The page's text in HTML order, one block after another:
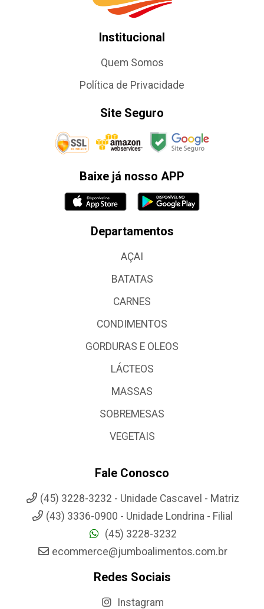
Institucional
Quem Somos
Política de Privacidade
Site Seguro
Baixe já nosso APP
Departamentos
AÇAI
BATATAS
CARNES
CONDIMENTOS
GORDURAS E OLEOS
LÁCTEOS
MASSAS
SOBREMESAS
VEGETAIS
Fale Conosco
(45) 3228-3232 - Unidade Cascavel - Matriz
(43) 3336-0900 - Unidade Londrina - Filial
(45) 3228-3232
ecommerce@jumboalimentos.com.br
Redes Sociais
Instagram